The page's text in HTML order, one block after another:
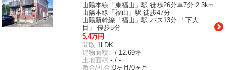
山陽本線「東福山」駅 徒歩26分車7分 2.3km
山陽本線「福山」駅 徒歩47分
山陽新幹線「福山」駅 バス13分 「下大
目」 停歩5分
5.4万円
間取:1LDK
建物面積:- / 12.69坪
土地面積:- / -
敷金/礼金:0ヶ月/0ヶ月